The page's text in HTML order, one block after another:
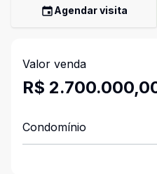
Agendar visita
Valor venda
R$
Condomínio